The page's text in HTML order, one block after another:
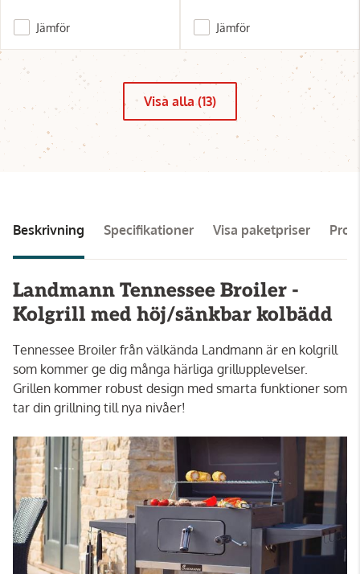
Jämför Jämför
Visa alla (13)
Beskrivning Specifikationer Visa paketpriser
Landmann Tennessee Broiler -
Kolgrill med höj/sänkbar kolbädd
Tennessee Broiler från välkända Landmann är en kolgrill
som kommer ge dig många härliga grillupplevelser.
Grillen kommer robust design med smarta funktioner som
tar din grillning till nya nivåer!